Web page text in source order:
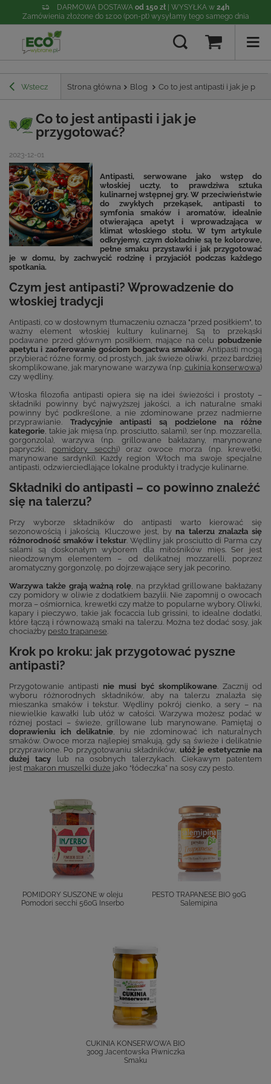
DARMOWA DOSTAWA od 150 zł | WYSYŁKA w 24h
Zamówienia złożone do 12:00 (pon-pt) wysyłamy tego samego dnia
Wstecz Strona główna Blog Co to jest antipasti i jak je
Co to jest antipasti i jak je
przygotować?
2023-12-01
Antipasti, serwowane jako wstęp do
włoskiej uczty, to prawdziwa sztuka
kulinarnej wstępnej gry. W przeciwieństwie
do zwykłych przekąsek, antipasti to
symfonia smaków i aromatów, idealnie
otwierająca apetyt i wprowadzająca w
klimat włoskiego stołu. W tym artykule
odkryjemy, czym dokładnie są te kolorowe,
pełne smaku przystawki i jak przygotować
je w domu, by zachwycić rodzinę i przyjaciół podczas każdego
spotkania.
Czym jest antipasti? Wprowadzenie do
włoskiej tradycji
Antipasti, co w dosłownym tłumaczeniu oznacza "przed posiłkiem", to
ważny element włoskiej kultury kulinarnej. Są to przekąski
podawane przed głównym posiłkiem, mające na celu pobudzenie
apetytu i zaoferowanie gościom bogactwa smaków. Antipasti mogą
przybierać różne formy, od prostych, jak świeże oliwki, przez bardziej
skomplikowane, jak marynowane warzywa (np. cukinia konserwowa)
czy wędliny.
Włoska filozofia antipasti opiera się na idei świeżości i prostoty –
składniki powinny być najwyższej jakości, a ich naturalne smaki
powinny być podkreślone, a nie zdominowane przez nadmierne
przyprawianie. Tradycyjnie antipasti są podzielone na różne
kategorie, takie jak mięsa (np. prosciutto, salami), ser (np. mozzarella,
gorgonzola), warzywa (np. grillowane bakłażany, marynowane
papryczki, pomidory secchi) oraz owoce morza (np. krewetki,
marynowane sardynki). Każdy region Włoch ma swoje specjalne
antipasti, odzwierciedlające lokalne produkty i tradycje kulinarne.
Składniki do antipasti – co powinno znaleźć
się na talerzu?
Przy wyborze składników do antipasti warto kierować się
sezonowością i jakością. Kluczowe jest, by na talerzu znalazła się
różnorodność smaków i tekstur. Wędliny jak prosciutto di Parma czy
salami są doskonałym wyborem dla miłośników mięs. Ser jest
nieodzownym elementem – od delikatnej mozzarelli, poprzez
aromatyczny gorgonzolę, po dojrzewające sery jak pecorino.
Warzywa także grają ważną rolę, na przykład grillowane bakłażany
czy pomidory w oliwie z dodatkiem bazylii. Nie zapomnij o owocach
morza – ośmiornica, krewetki czy małże to popularne wybory. Oliwki,
kapary i pieczywo, takie jak focaccia lub grissini, to idealne dodatki,
które łączą i równoważą smaki na talerzu. Można też dodać sosy, jak
chociażby pesto trapanese.
Krok po kroku: jak przygotować pyszne
antipasti?
Przygotowanie antipasti nie musi być skomplikowane. Zacznij od
wyboru różnorodnych składników, aby na talerzu znalazła się
mieszanka smaków i tekstur. Wędliny pokrój cienko, a sery – na
niewielkie kawałki lub ułóż w całości. Warzywa możesz podać w
różnej postaci – świeże, grillowane lub marynowane. Pamiętaj o
doprawieniu ich delikatnie, by nie zdominować ich naturalnych
smaków. Owoce morza najlepiej smakują, gdy są świeże i delikatnie
przyprawione. Po przygotowaniu składników, ułóż je estetycznie na
dużej tacylub na osobnych talerzykach. Ciekawym patentem
jest makaron muszelki duże jako “łódeczka” na sosy czy pesto.
POMIDORY SUSZONE w oleju
Pomodori secchi 560G Inserbo
PESTO TRAPANESE BIO 90G
Salemipina
CUKINIA KONSERWOWA BIO
300g Jacentowska Piwniczka
Smaku